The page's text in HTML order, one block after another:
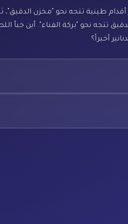
أقدام طينية تتجه نحو "مخزن الدقيق"،
تتجه نحو "بركة الفناء". أين خبأ
أخيراً؟